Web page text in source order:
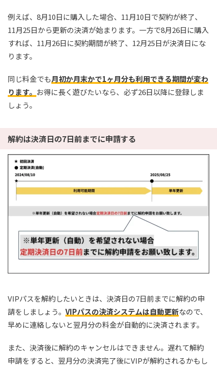
例えば、8月10日に購入した場合、11月10日で契約が終了、
11月25日から更新の決済が始まります。一方で8月26日に購入
すれば、11月26日に契約期間が終了、12月25日が決済日にな
ります。
同じ料金でも月初か月末かで1ヶ月分も利用できる期間が変わ
ります。 お得に長く遊びたいなら、必ず26日以降に登録しま
しょう。
解約は決済日の7日前までに申請する
VIPパスを解約したいときは、決済日の7日前までに解約の申
請をしましょう。 VIPパスの決済システムは自動更新なので、
早めに連絡しないと翌月分の料金が自動的に決済されます。
また、決済後に解約のキャンセルはできません。遅れて解約
申請をすると、翌月分の決済完了後にVIPが解約されるかもし